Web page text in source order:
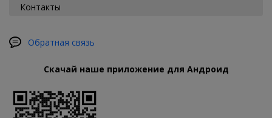
Контакты
Обратная связь
Скачай наше приложение для Андроид